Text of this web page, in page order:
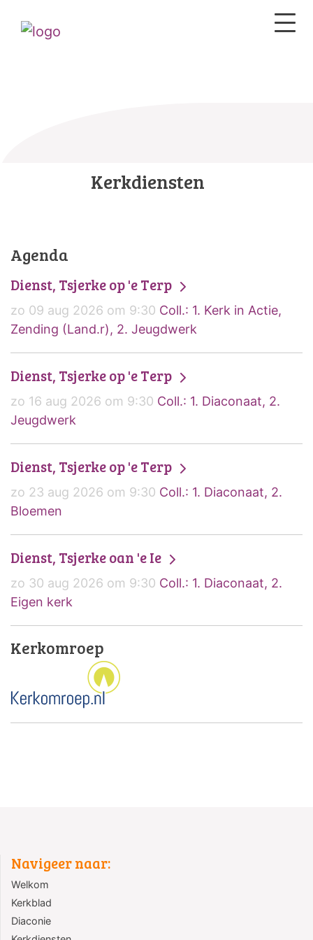
Kerkdiensten
Agenda
Dienst, Tsjerke op 'e Terp
zo 09 aug 2026 om 9:30 Coll.: 1. Kerk in Actie,
Zending (Land.r), 2. Jeugdwerk
Dienst, Tsjerke op 'e Terp
zo 16 aug 2026 om 9:30 Coll.: 1. Diaconaat, 2.
Jeugdwerk
Dienst, Tsjerke op 'e Terp
zo 23 aug 2026 om 9:30 Coll.: 1. Diaconaat, 2.
Bloemen
Dienst, Tsjerke oan 'e Ie
zo 30 aug 2026 om 9:30 Coll.: 1. Diaconaat, 2.
Eigen kerk
Kerkomroep
Navigeer naar:
Welkom
Kerkblad
Diaconie